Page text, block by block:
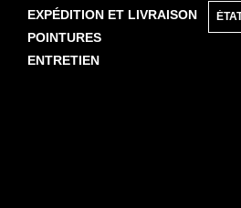
EXPÉDITION ET LIVRAISON
POINTURES
ENTRETIEN